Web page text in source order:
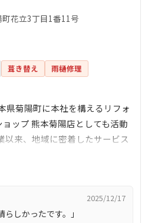
花立3丁目1番11号
葺き替え
雨樋修理
県菊陽町に本社を構えるリフォ
ップ 熊本菊陽店としても活動
以来、地域に密着したサービス
の外装・内装・塗装等の各種
キュートやIHでのオール電化
ています。特に、窓・ドアリフ
AP製品を使用した高品質な施工
2025/12/17
らしかったです。」